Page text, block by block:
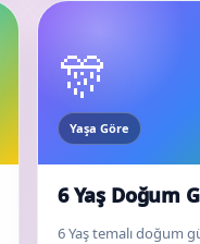
🎊
Yaşa Göre
6 Yaş Doğum
6 Yaş temalı doğum